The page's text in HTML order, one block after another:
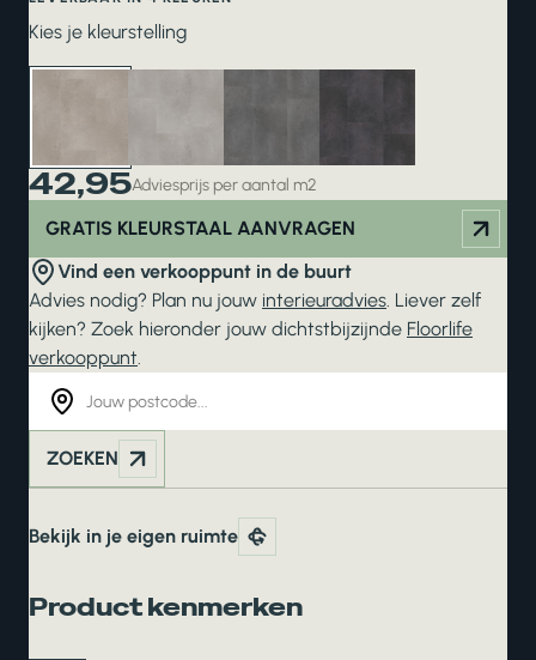
Kies je kleurstelling
42,95Adviesprijs per aantal m2
GRATIS KLEURSTAAL AANVRAGEN
Vind een verkooppunt in de buurt
Advies nodig? Plan nu jouw interieuradvies. Liever zelf
kijken? Zoek hieronder jouw dichtstbijzijnde Floorlife
verkooppunt.
ZOEKEN
Bekijk in je eigen ruimte
Product kenmerken